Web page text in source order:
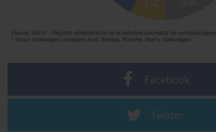
Facebook
Twitter